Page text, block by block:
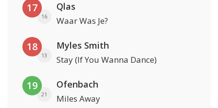
17
16
Qlas
Waar Was Je?
18
13
Myles Smith
Stay (If You Wanna Dance)
19
21
Ofenbach
Miles Away